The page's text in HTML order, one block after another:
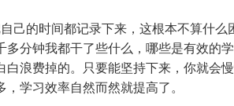
的时间都记录下来，这根本不算什么
多分钟我都干了些什么，哪些是有效的
白浪费掉的。只要能坚持下来，你就会
，学习效率自然而然就提高了。